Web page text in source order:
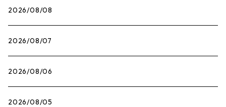
2026/08/08
2026/08/07
2026/08/06
2026/08/05